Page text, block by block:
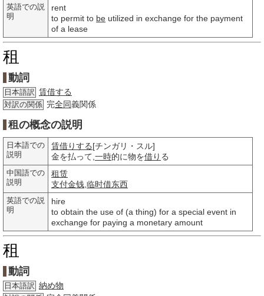
英語での説
明
rent
to permit to be utilized in exchange for the payment
of a lease
租
動詞
日本語訳 賃借する
対訳の関係 完全同義関係
租の概念の説明
日本語での
説明
賃借りする[チンガリ・スル]
金を払って, 一時的に物を借り る
中国語での
説明
租赁
支付金钱 临时借东西
英語での説
明
hire
to obtain the use of (a thing) for a special event in
exchange for paying a monetary amount
租
動詞
日本語訳 納め物